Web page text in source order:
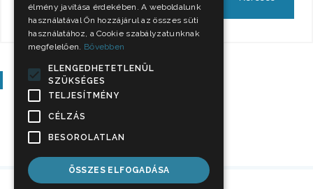
Szavazás
élmény javítása érdekében. A weboldalunk
használatával Ön hozzájárul az összes süti
használatához, a Cookie szabályzatunknak
megfelelően. Bővebben
ELENGEDHETETLENÜL
SZÜKSÉGES
TELJESÍTMÉNY
CÉLZÁS
BESOROLATLAN
ÖSSZES ELFOGADÁSA